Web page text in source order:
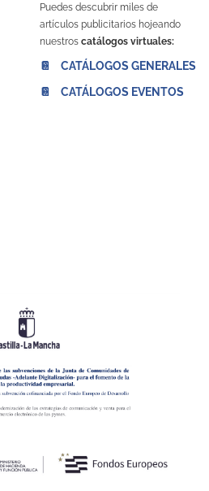
Puedes descubrir miles de
artículos publicitarios hojeando
nuestros catálogos virtuales:
📔 CATÁLOGOS GENERALES
📔 CATÁLOGOS EVENTOS